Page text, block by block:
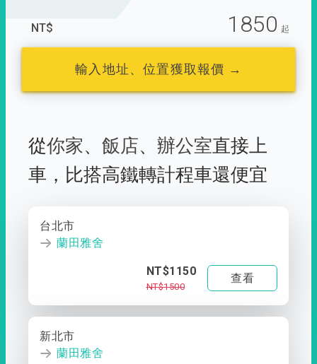
NT$ 1850 起
輸入地址、位置獲取報價 →
從你家、 飯店、 辦公室直接上
車， 比搭高鐵轉計程車還便宜
台北市
蘭田雅舍
NT$1150
NT$1500
查看
新北市
蘭田雅舍